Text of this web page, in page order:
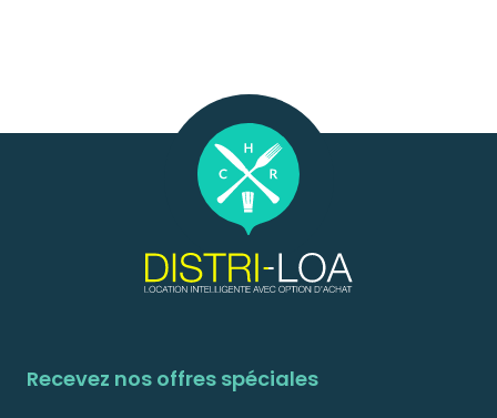
Recevez nos offres spéciales